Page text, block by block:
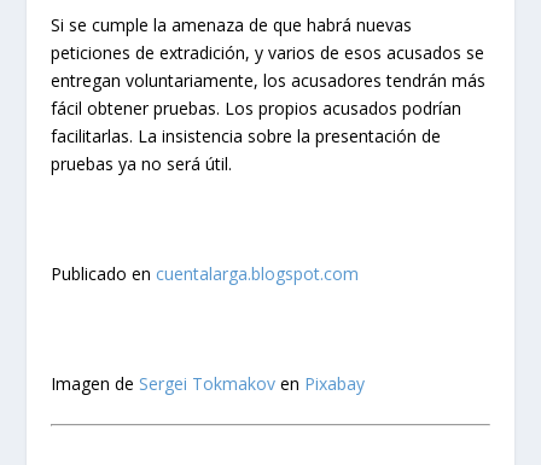
Si se cumple la amenaza de que habrá nuevas
peticiones de extradición, y varios de esos acusados se
entregan voluntariamente, los acusadores tendrán más
fácil obtener pruebas. Los propios acusados podrían
facilitarlas. La insistencia sobre la presentación de
pruebas ya no será útil.
Publicado en cuentalarga.blogspot.com
Imagen de Sergei Tokmakov en Pixabay